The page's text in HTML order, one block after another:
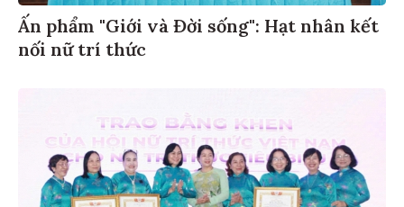
Ấn phẩm "Giới và Đời sống": Hạt nhân kết
nối nữ trí thức